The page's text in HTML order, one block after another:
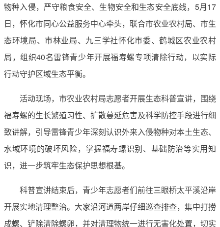
物种入侵，严守粮食安全、生物安全和生态安全底线，5月17
日，怀化市同心公益服务中心牵头，联合市农业农村局、市生
态环境局、市林业局、九三学社怀化市委、鹤城区农业农村
局，组织40名雷锋青少年开展福寿螺专项清除行动，以实际
行动守护区域生态平衡。
活动现场，市农业农村局志愿者开展生态科普宣讲，围绕
福寿螺的生长繁殖习性、扩散蔓延危害及科学防控手段进行细
致讲解，引导雷锋青少年深刻认识外来入侵物种对本土生态、
水域环境的破坏风险，掌握福寿螺识别、基础防治等实用知
识，进一步筑牢生态保护思想根基。
科普宣讲结束后，青少年志愿者们前往三眼桥太平溪沿岸
开展实地清理整治。大家沿河道两岸仔细巡查排查，集中打捞
成螺、铲除清除螺卵，并对清理物统一进行无害化处置，切实